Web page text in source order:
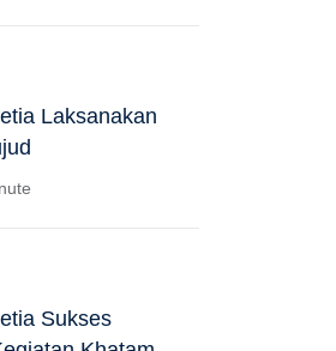
Laksanakan
Sukses